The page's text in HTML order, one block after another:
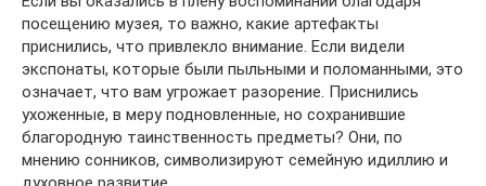
посещению музея, то важно, какие артефакты
приснились, что привлекло внимание. Если видели
экспонаты, которые были пыльными и поломанными, это
означает, что вам угрожает разорение. Приснились
ухоженные, в меру подновленные, но сохранившие
благородную таинственность предметы? Они, по
мнению сонников, символизируют семейную идиллию и